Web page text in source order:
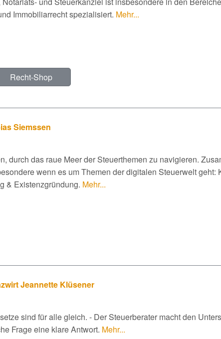
Recht-Shop
Immobiliarrecht spezialisiert. Mehr...
Siemssen
durch das raue Meer der Steuerthemen zu navigieren.
wenn es um Themen der digitalen Steuerwelt geht:
& Existenzgründung. Mehr...
Jeannette Klüsener
sind für alle gleich. - Der Steuerberater macht den
Frage eine klare Antwort. Mehr...